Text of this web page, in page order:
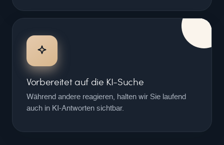
Vorbereitet auf die KI-Suche
Während andere reagieren, halten wir Sie laufend
auch in KI-Antworten sichtbar.